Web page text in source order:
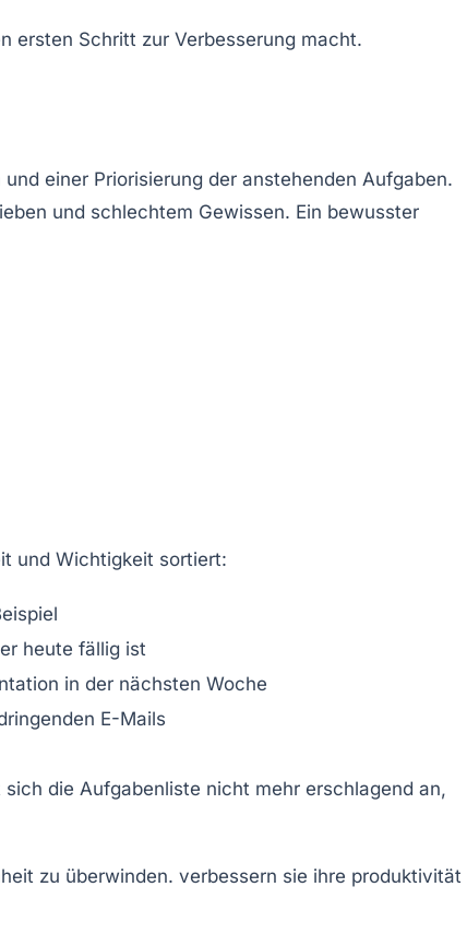
ersten Schritt zur Verbesserung macht.
einer Priorisierung der anstehenden Aufgaben.
und schlechtem Gewissen. Ein bewusster
und Wichtigkeit sortiert:
heute fällig ist
in der nächsten Woche
E-Mails
die Aufgabenliste nicht mehr erschlagend an,